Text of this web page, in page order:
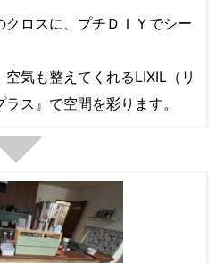
ロスに、プチＤＩＹでシー
気も整えてくれるLIXIL（リ
ス』で空間を彩ります。